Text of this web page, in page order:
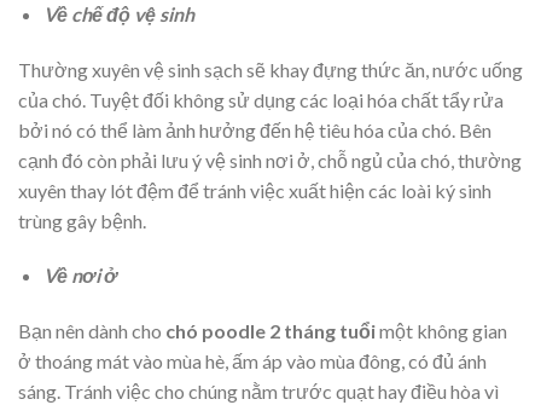
Về chế độ vệ sinh
Thường xuyên vệ sinh sạch sẽ khay đựng thức ăn, nước uống
của chó. Tuyệt đối không sử dụng các loại hóa chất tẩy rửa
bởi nó có thể làm ảnh hưởng đến hệ tiêu hóa của chó. Bên
cạnh đó còn phải lưu ý vệ sinh nơi ở, chỗ ngủ của chó, thường
xuyên thay lót đệm để tránh việc xuất hiện các loài ký sinh
trùng gây bệnh.
Về nơi ở
Bạn nên dành cho chó poodle 2 tháng tuổimột không gian
ở thoáng mát vào mùa hè, ấm áp vào mùa đông, có đủ ánh
sáng. Tránh việc cho chúng nằm trước quạt hay điều hòa vì